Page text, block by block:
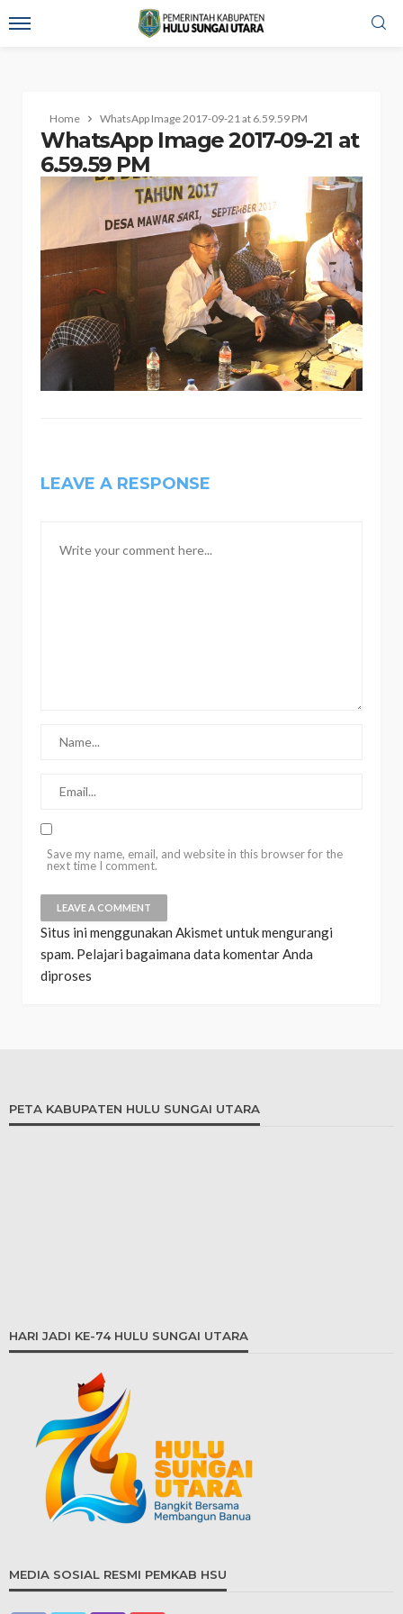
Home WhatsApp Image 2017-09-21 at 6.59.59 PM
WhatsApp Image 2017-09-21 at
6.59.59 PM
LEAVE A RESPONSE
Save my name, email, and website in this browser for the
next time I comment.
Situs ini menggunakan Akismet untuk mengurangi
spam. Pelajari bagaimana data komentar Anda
diproses
PETA KABUPATEN HULU SUNGAI UTARA
HARI JADI KE-74 HULU SUNGAI UTARA
MEDIA SOSIAL RESMI PEMKAB HSU